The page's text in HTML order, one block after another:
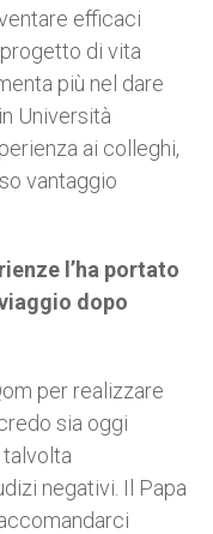
efficaci
di vita
più nel dare
Università
ai colleghi,
vantaggio
l’ha portato
dopo
per realizzare
sia oggi
negativi. Il Papa